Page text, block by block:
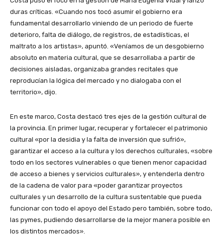
duras críticas. «Cuando nos tocó asumir el gobierno era
fundamental desarrollarlo viniendo de un periodo de fuerte
deterioro, falta de diálogo, de registros, de estadísticas, el
maltrato a los artistas», apuntó. «Veníamos de un desgobierno
absoluto en materia cultural, que se desarrollaba a partir de
decisiones aisladas, organizaba grandes recitales que
reproducían la lógica del mercado y no dialogaba con el
territorio», dijo.
En este marco, Costa destacó tres ejes de la gestión cultural de
la provincia. En primer lugar, recuperar y fortalecer el patrimonio
cultural «por la desidia y la falta de inversión que sufrió»,
garantizar el acceso a la cultura y los derechos culturales, «sobre
todo en los sectores vulnerables o que tienen menor capacidad
de acceso a bienes y servicios culturales», y entenderla dentro
de la cadena de valor para «poder garantizar proyectos
culturales y un desarrollo de la cultura sustentable que pueda
funcionar con todo el apoyo del Estado pero también, sobre todo,
las pymes, pudiendo desarrollarse de la mejor manera posible en
los distintos mercados».